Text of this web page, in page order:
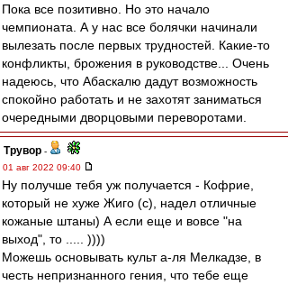
Пока все позитивно. Но это начало
чемпионата. А у нас все болячки начинали
вылезать после первых трудностей. Какие-то
конфликты, брожения в руководстве... Очень
надеюсь, что Абаскалю дадут возможность
спокойно работать и не захотят заниматься
очередными дворцовыми переворотами.
Трувор -
01 авг 2022 09:40
Ну получше тебя уж получается - Кофрие,
который не хуже Жиго (с), надел отличные
кожаные штаны) А если еще и вовсе "на
выход", то ..... ))))
Можешь основывать культ а-ля Мелкадзе, в
честь непризнанного гения, что тебе еще